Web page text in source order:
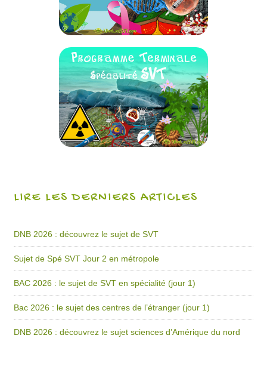
LIRE LES DERNIERS ARTICLES
DNB 2026 : découvrez le sujet de SVT
Sujet de Spé SVT Jour 2 en métropole
BAC 2026 : le sujet de SVT en spécialité (jour 1)
Bac 2026 : le sujet des centres de l’étranger (jour 1)
DNB 2026 : découvrez le sujet sciences d’Amérique du nord